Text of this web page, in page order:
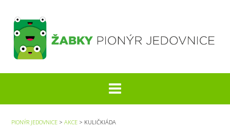
c
t
PIONÝR JEDOVNICE > AKCE > KULIČKIÁDA